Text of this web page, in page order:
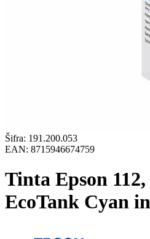
Šifra: 191.200.053
EAN: 8715946674759
Tinta Epson
EcoTank Cyan